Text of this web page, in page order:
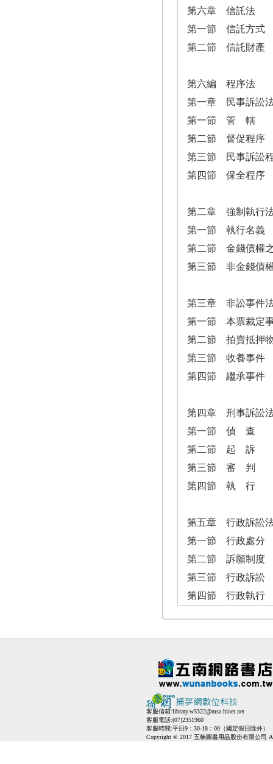
第六章 信託法
第一節 信託方式
第二節 信託財產
第六編 程序法
第一章 民事訴訟
第一節 管 轄
第二節 督促程序
第三節 民事訴訟
第四節 保全程序
第二章 強制執行
第一節 執行名義
第二節 金錢債權
第三節 非金錢債
第三章 非訟事件
第一節 本票裁定
第二節 拍賣抵押
第三節 收養事件
第四節 繼承事件
第四章 刑事訴訟
第一節 偵 查
第二節 起 訴
第三節 審 判
第四節 執 行
第五章 行政訴訟
第一節 行政處分
第二節 訴願制度
第三節 行政訴訟
第四節 行政執行
客服信箱:library.w3322@msa.hinet.net
客服電話:(07)2351960
客服時間:平日9：30-18：00（國定假日除外）
Copyright © 2017 五楠圖書用品股份有限公司